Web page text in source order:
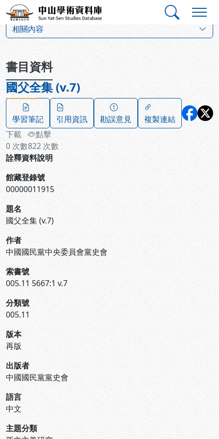
跳到主要內容
中山學術資料庫
相關內容
書目資料
國父全集 (v.7)
學習筆記 引用資訊 勘誤意見
複製連結
下載
0 次數
點擊
822 次數
詮釋資料說明
館藏登錄號
00000011915
題名
國父全集 (v.7)
作者
中國國民黨中央委員會黨史會
索書號
005.11 5667:1 v.7
分類號
005.11
版本
再版
出版者
中國國民黨黨史會
語言
中文
主題分類